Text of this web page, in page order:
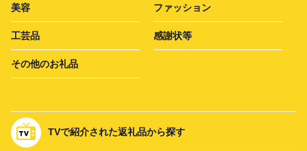
美容 ファッション
工芸品 感謝状等
その他のお礼品
TVで紹介された返礼品から探す